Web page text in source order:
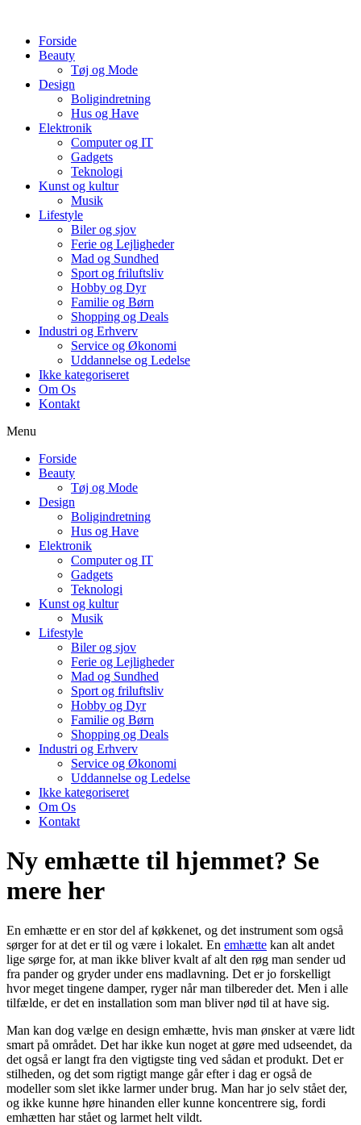
indholdForside
Beauty
Tøj og Mode
Design
Boligindretning
Hus og Have
Elektronik
Computer og IT
Gadgets
Teknologi
Kunst og kultur
Musik
Lifestyle
Biler og sjov
Ferie og Lejligheder
Mad og Sundhed
Sport og friluftsliv
Hobby og Dyr
Familie og Børn
Shopping og Deals
Industri og Erhverv
Service og Økonomi
Uddannelse og Ledelse
Ikke kategoriseret
Om Os
Kontakt
Menu
Forside
Beauty
Tøj og Mode
Design
Boligindretning
Hus og Have
Elektronik
Computer og IT
Gadgets
Teknologi
Kunst og kultur
Musik
Lifestyle
Biler og sjov
Ferie og Lejligheder
Mad og Sundhed
Sport og friluftsliv
Hobby og Dyr
Familie og Børn
Shopping og Deals
Industri og Erhverv
Service og Økonomi
Uddannelse og Ledelse
Ikke kategoriseret
Om Os
Kontakt
Ny emhætte til hjemmet? Se
mere her
En emhætte er en stor del af køkkenet, og det instrument som også
sørger for at det er til og være i lokalet. En emhætte kan alt andet
lige sørge for, at man ikke bliver kvalt af alt den røg man sender ud
fra pander og gryder under ens madlavning. Det er jo forskelligt
hvor meget tingene damper, ryger når man tilbereder det. Men i alle
tilfælde, er det en installation som man bliver nød til at have sig.
Man kan dog vælge en design emhætte, hvis man ønsker at være lidt
smart på området. Det har ikke kun noget at gøre med udseendet, da
det også er langt fra den vigtigste ting ved sådan et produkt. Det er
stilheden, og det som rigtigt mange går efter i dag er også de
modeller som slet ikke larmer under brug. Man har jo selv stået der,
og ikke kunne høre hinanden eller kunne koncentrere sig, fordi
emhætten har stået og larmet helt vildt.